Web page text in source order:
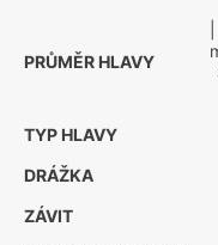
PRŮMĚR HLAVY
TYP HLAVY
DRÁŽKA
ZÁVIT